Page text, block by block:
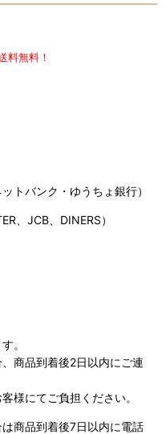
料無料！
トバンク・ゆうちょ銀行）
、JCB、DINERS）
。
商品到着後2日以内にご連
様にてご負担ください。
商品到着後7日以内に電話